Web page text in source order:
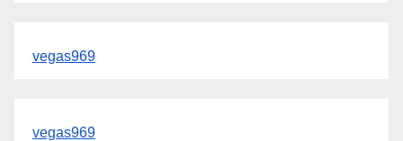
vegas969
vegas969